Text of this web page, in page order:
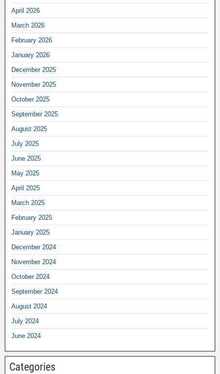
April 2026
March 2026
February 2026
January 2026
December 2025
November 2025
October 2025
September 2025
August 2025
July 2025
June 2025
May 2025
April 2025
March 2025
February 2025
January 2025
December 2024
November 2024
October 2024
September 2024
August 2024
July 2024
June 2024
Categories